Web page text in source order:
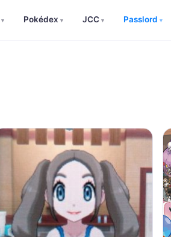
▾ Pokédex ▾ JCC ▾ Passlord ▾